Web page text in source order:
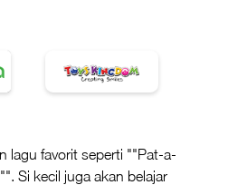
lagu favorit seperti ""Pat-a-
Si kecil juga akan belajar